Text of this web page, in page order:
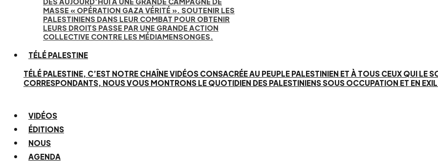
MASSE « OPÉRATION GAZA VÉRITÉ ». SOUTENIR LES
PALESTINIENS DANS LEUR COMBAT POUR OBTENIR
LEURS DROITS PASSE PAR UNE GRANDE ACTION
COLLECTIVE CONTRE LES MÉDIAMENSONGES.
TÉLÉ PALESTINE
TÉLÉ PALESTINE, C’EST NOTRE CHAÎNE VIDÉOS CONSACRÉE AU PEUPLE PALESTINIEN ET À TOUS CEUX QUI LE
CORRESPONDANTS, NOUS VOUS MONTRONS LE QUOTIDIEN DES PALESTINIENS SOUS OCCUPATION ET EN
VIDÉOS
ÉDITIONS
NOUS
AGENDA